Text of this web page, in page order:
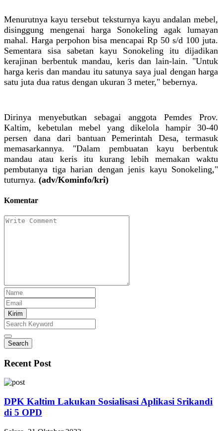
Menurutnya kayu tersebut teksturnya kayu andalan mebel,
disinggung mengenai harga Sonokeling agak lumayan
mahal. Harga perpohon bisa mencapai Rp 50 s/d 100 juta.
Sementara sisa sabetan kayu Sonokeling itu dijadikan
kerajinan berbentuk mandau, keris dan lain-lain. "Untuk
harga keris dan mandau itu satunya saya jual dengan harga
satu juta dua ratus dengan ukuran 3 meter," bebernya.
Dirinya menyebutkan sebagai anggota Pemdes Prov.
Kaltim, kebetulan mebel yang dikelola hampir 30-40
persen dana dari bantuan Pemerintah Desa, termasuk
memasarkannya. "Dalam pembuatan kayu berbentuk
mandau atau keris itu kurang lebih memakan waktu
pembutanya tiga harian dengan jenis kayu Sonokeling,"
tuturnya. (adv/Kominfo/kri)
Komentar
Kirim
Search
Recent Post
DPK Kaltim Lakukan Sosialisasi Aplikasi Srikandi
di 5 OPD